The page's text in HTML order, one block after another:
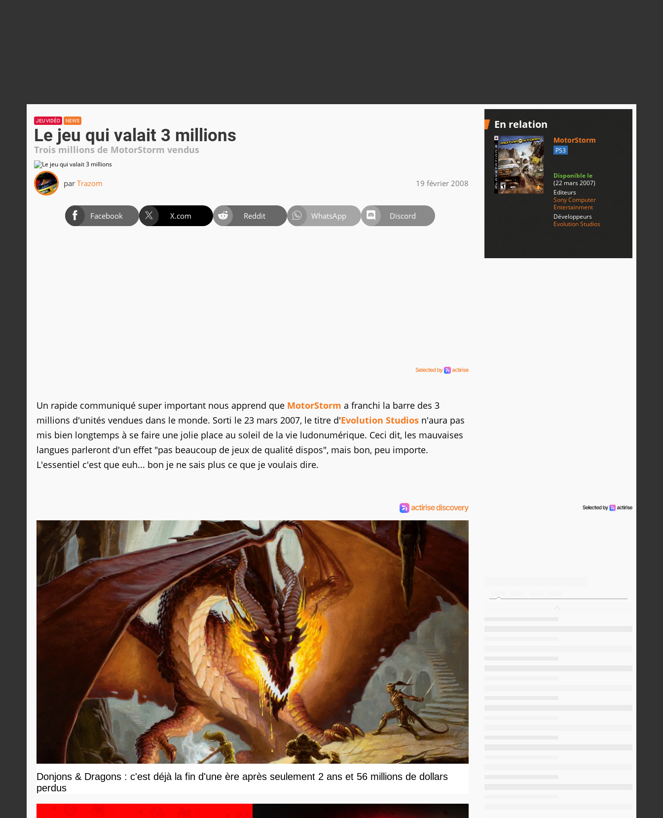
JEU VIDÉO NEWS
Le jeu qui valait 3 millions
Trois millions de MotorStorm vendus
par Trazom 19 février 2008
Facebook X.com Reddit WhatsApp Discord
Un rapide communiqué super important nous apprend que MotorStorm a franchi la barre des 3
millions d'unités vendues dans le monde. Sorti le 23 mars 2007, le titre d'Evolution Studios n'aura pas
mis bien longtemps à se faire une jolie place au soleil de la vie ludonumérique. Ceci dit, les mauvaises
langues parleront d'un effet "pas beaucoup de jeux de qualité dispos", mais bon, peu importe.
L'essentiel c'est que euh... bon je ne sais plus ce que je voulais dire.
Donjons & Dragons : c'est déjà la fin d'une ère après seulement 2 ans et 56 millions de dollars
perdus
En relation
MotorStorm
PS3
Disponible le
(22 mars 2007)
Editeurs
Sony Computer
Entertainment
Développeurs
Evolution Studios